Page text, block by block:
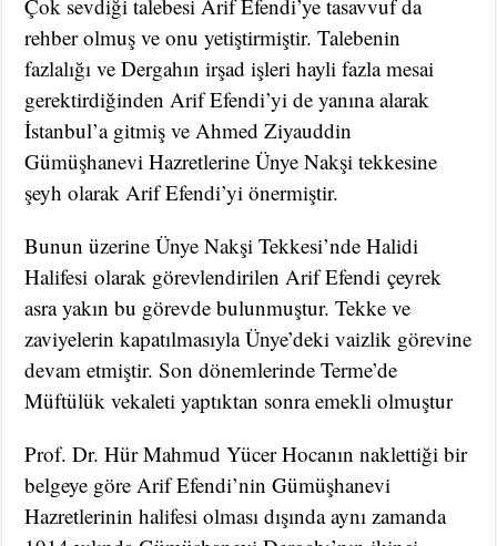
Çok sevdiği talebesi Arif Efendi’ye tasavvuf da
rehber olmuş ve onu yetiştirmiştir. Talebenin
fazlalığı ve Dergahın irşad işleri hayli fazla mesai
gerektirdiğinden Arif Efendi’yi de yanına alarak
İstanbul’a gitmiş ve Ahmed Ziyauddin
Gümüşhanevi Hazretlerine Ünye Nakşi tekkesine
şeyh olarak Arif Efendi’yi önermiştir.
Bunun üzerine Ünye Nakşi Tekkesi’nde Halidi
Halifesi olarak görevlendirilen Arif Efendi çeyrek
asra yakın bu görevde bulunmuştur. Tekke ve
zaviyelerin kapatılmasıyla Ünye’deki vaizlik görevine
devam etmiştir. Son dönemlerinde Terme’de
Müftülük vekaleti yaptıktan sonra emekli olmuştur
Prof. Dr. Hür Mahmud Yücer Hocanın naklettiği bir
belgeye göre Arif Efendi’nin Gümüşhanevi
Hazretlerinin halifesi olması dışında aynı zamanda